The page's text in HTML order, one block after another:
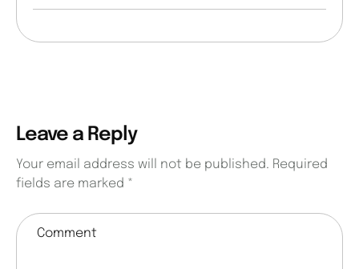
Leave a Reply
Your email address will not be published. Required
fields are marked *